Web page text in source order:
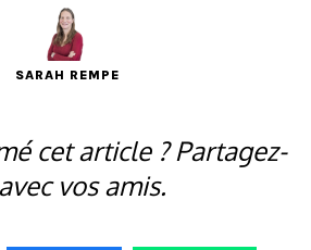
SARAH REMPE
cet article ? Partagez-
vos amis.